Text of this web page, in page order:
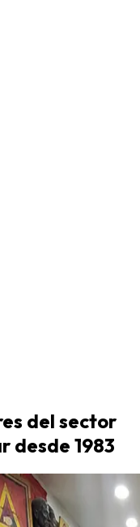
del sector
desde 1983